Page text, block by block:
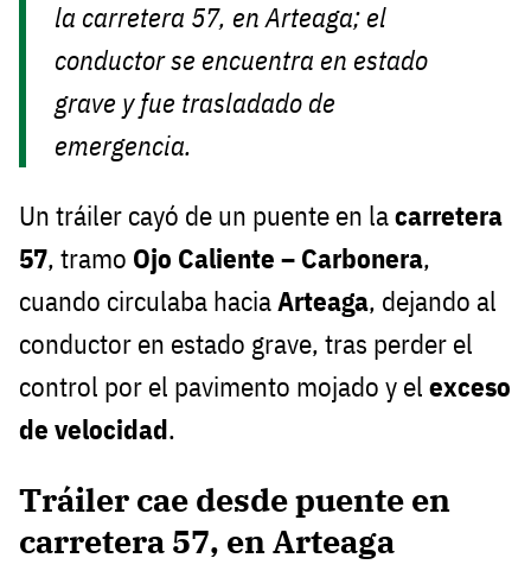
la carretera 57, en Arteaga; el
conductor se encuentra en estado
grave y fue trasladado de
emergencia.
Un tráiler cayó de un puente en lacarretera
57, tramo Ojo Caliente – Carbonera,
cuando circulaba haciaArteaga, dejando al
conductor en estado grave, tras perder el
control por el pavimento mojado y el exceso
de velocidad.
Tráiler cae desde puente en
carretera 57, en Arteaga